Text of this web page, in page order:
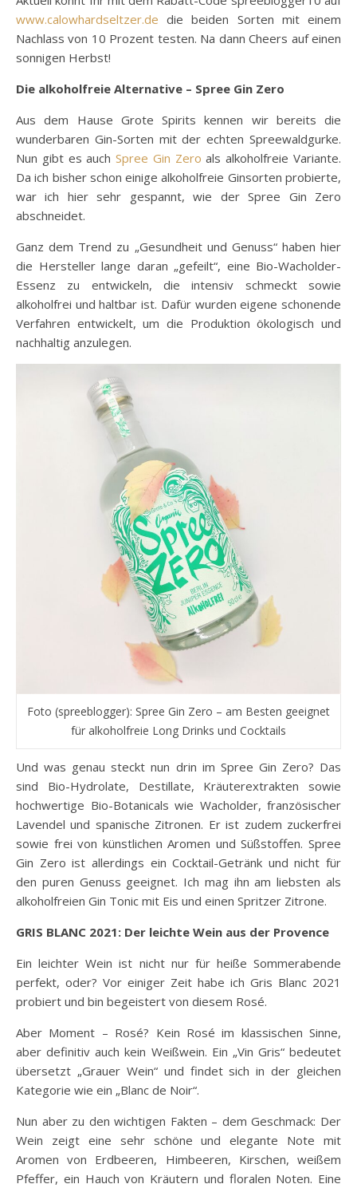
www.calowhardseltzer.de die beiden Sorten mit einem
Nachlass von 10 Prozent testen. Na dann Cheers auf einen
sonnigen Herbst!
Die alkoholfreie Alternative – Spree Gin Zero
Aus dem Hause Grote Spirits kennen wir bereits die
wunderbaren Gin-Sorten mit der echten Spreewaldgurke.
Nun gibt es auchSpree Gin Zero als alkoholfreie Variante.
Da ich bisher schon einige alkoholfreie Ginsorten probierte,
war ich hier sehr gespannt, wie der Spree Gin Zero
abschneidet.
Ganz dem Trend zu „Gesundheit und Genuss“ haben hier
die Hersteller lange daran „gefeilt“, eine Bio-Wacholder-
Essenz zu entwickeln, die intensiv schmeckt sowie
alkoholfrei und haltbar ist. Dafür wurden eigene schonende
Verfahren entwickelt, um die Produktion ökologisch und
nachhaltig anzulegen.
Foto (spreeblogger): Spree Gin Zero – am Besten geeignet
für alkoholfreie Long Drinks und Cocktails
Und was genau steckt nun drin im Spree Gin Zero? Das
sind Bio-Hydrolate, Destillate, Kräuterextrakten sowie
hochwertige Bio-Botanicals wie Wacholder, französischer
Lavendel und spanische Zitronen. Er ist zudem zuckerfrei
sowie frei von künstlichen Aromen und Süßstoffen. Spree
Gin Zero ist allerdings ein Cocktail-Getränk und nicht für
den puren Genuss geeignet. Ich mag ihn am liebsten als
alkoholfreien Gin Tonic mit Eis und einen Spritzer Zitrone.
GRIS BLANC 2021: Der leichte Wein aus der Provence
Ein leichter Wein ist nicht nur für heiße Sommerabende
perfekt, oder? Vor einiger Zeit habe ich Gris Blanc 2021
probiert und bin begeistert von diesem Rosé.
Aber Moment – Rosé? Kein Rosé im klassischen Sinne,
aber definitiv auch kein Weißwein. Ein „Vin Gris“ bedeutet
übersetzt „Grauer Wein“ und findet sich in der gleichen
Kategorie wie ein „Blanc de Noir“.
Nun aber zu den wichtigen Fakten – dem Geschmack: Der
Wein zeigt eine sehr schöne und elegante Note mit
Aromen von Erdbeeren, Himbeeren, Kirschen, weißem
Pfeffer, ein Hauch von Kräutern und floralen Noten. Eine